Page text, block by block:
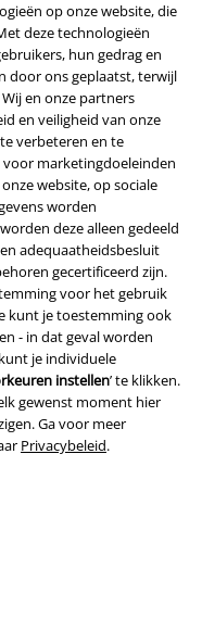
op onze website, die
deze technologieën
hun gedrag en
door ons geplaatst, terwijl
en onze partners
en veiligheid van onze
verbeteren en te
voor marketingdoeleinden
website, op sociale
worden
deze alleen gedeeld
adequaatheidsbesluit
gecertificeerd zijn.
voor het gebruik
kunt je toestemming ook
- in dat geval worden
je individuele
instellen’ te klikken.
gewenst moment hier
Ga voor meer
Privacybeleid.